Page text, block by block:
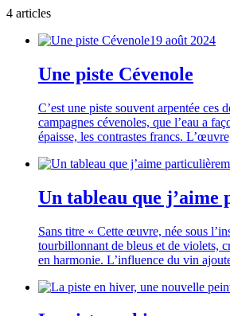
4 articles
19 août 2024
Une piste Cévenole
C’est une piste souvent arpentée ces
campagnes cévenoles, que l’eau a
épaisse, les contrastes francs.
Un tableau que
Sans titre « Cette œuvre, née sous
tourbillonnant de bleus et de violets,
en harmonie. L’influence du vin